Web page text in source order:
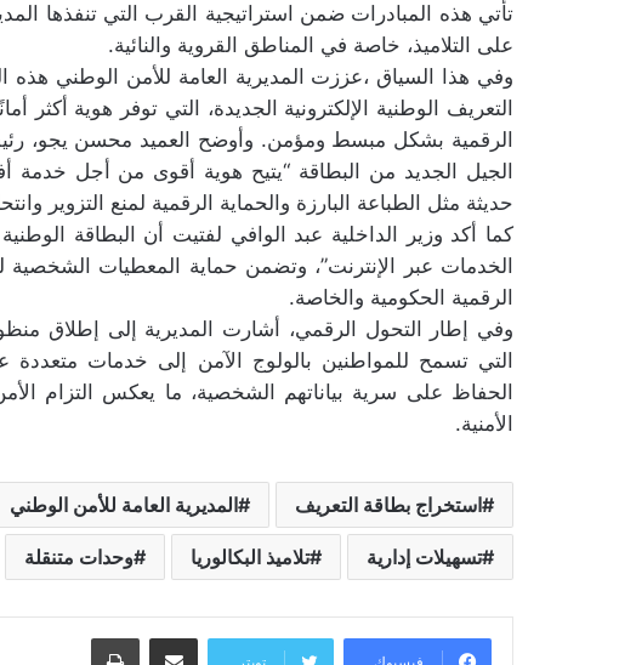
تأتي هذه المبادرات ضمن استراتيجية القرب التي تنفذها
على التلاميذ، خاصة في المناطق القروية والنائية.
وفي هذا السياق ،عززت المديرية العامة للأمن الوطني
التعريف الوطنية الإلكترونية الجديدة، التي توفر هوية
الرقمية بشكل مبسط ومؤمن. وأوضح العميد محسن يجو،
الجيل الجديد من البطاقة “يتيح هوية أقوى من أجل
حديثة مثل الطباعة البارزة والحماية الرقمية لمنع التزوير
كما أكد وزير الداخلية عبد الوافي لفتيت أن البطاقة
الخدمات عبر الإنترنت”، وتضمن حماية المعطيات
الرقمية الحكومية والخاصة.
وفي إطار التحول الرقمي، أشارت المديرية إلى إطلاق
التي تسمح للمواطنين بالولوج الآمن إلى خدمات
الحفاظ على سرية بياناتهم الشخصية، ما يعكس التزام
الأمنية.
استخراج بطاقة التعريف المديرية العامة للأمن الوطني
تسهيلات إدارية تلاميذ البكالوريا وحدات متنقلة
مشاركة عبر البريد طباعة